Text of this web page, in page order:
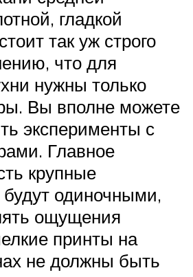
гладкой
так уж строго
что для
нужны только
Вы вполне можете
эксперименты с
Главное
крупные
одиночными,
ощущения
принты на
не должны быть